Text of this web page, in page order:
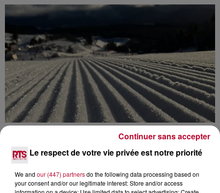
PYRÉNÉES-ORIENTALES : L’HIVER
NOUVEAUTÉS...
Le respect de votre vie privée est notre priorité
We and our (447) partnersdo the following data processing based on
your consent and/or our legitimate interest: Store and/or access
Continuer sans accepter